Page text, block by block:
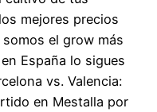
mejores precios
el grow más
España lo sigues
vs. Valencia:
en Mestalla por